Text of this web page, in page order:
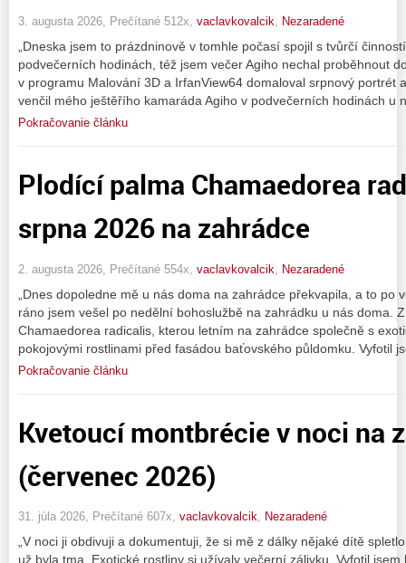
3. augusta 2026, Prečítané 512x, vaclavkovalcik, Nezaradené
„Dneska jsem to prázdninově v tomhle počasí spojil s tvůrčí
podvečerních hodinách, též jsem večer Agiho nechal proběhnout
v programu Malování 3D a IrfanView64 domaloval srpnový portrét
venčil mého ještěřího kamaráda Agiho v podvečerních hodinách u
Pokračovanie článku
Plodící palma Chamaedorea
srpna 2026 na zahrádce
2. augusta 2026, Prečítané 554x, vaclavkovalcik Nezaradené
„Dnes dopoledne mě u nás doma na zahrádce překvapila, a to po
ráno jsem vešel po nedělní bohoslužbě na zahrádku u nás doma.
Chamaedorea radicalis, kterou letním na zahrádce společně s
pokojovými rostlinami před fasádou baťovského půldomku. Vyfotil
Pokračovanie článku
Kvetoucí montbrécie v noci na
(červenec 2026)
31. júla 2026, Prečítané 607x, vaclavkovalcik, Nezaradené
„V noci ji obdivuji a dokumentuji, že si mě z dálky nějaké dítě
už byla tma. Exotické rostliny si užívaly večerní zálivku. Vyfotil